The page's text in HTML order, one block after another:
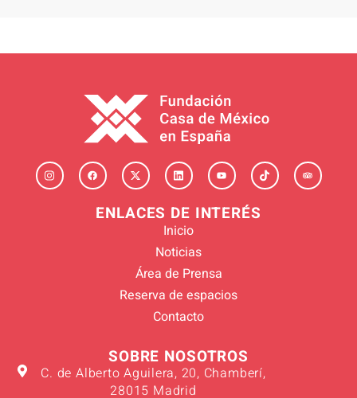
ENLACES DE INTERÉS
Inicio
Noticias
Área de Prensa
Reserva de espacios
Contacto
SOBRE NOSOTROS
C. de Alberto Aguilera, 20, Chamberí,
28015 Madrid